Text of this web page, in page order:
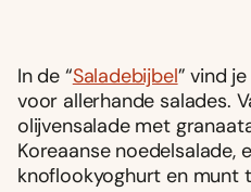
In de “Saladebijbel” vind
voor allerhande salades.
olijvensalade met
Koreaanse noedelsalade,
knoflookyoghurt en munt